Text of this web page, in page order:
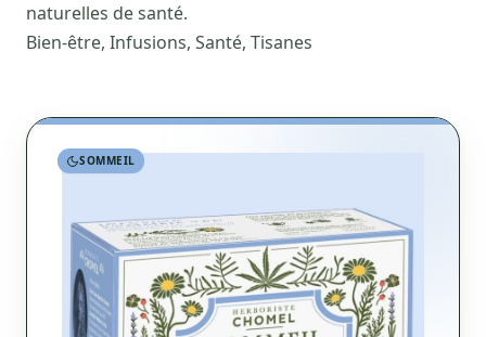
naturelles de santé.
Bien-être, Infusions, Santé, Tisanes
SOMMEIL